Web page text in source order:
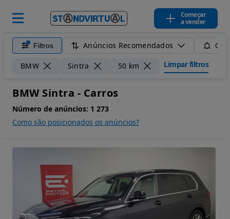
Começar
a vender
Filtros Anúncios Recomendados
BMW Sintra 50 km Limpar filtros
BMW Sintra - Carros
Número de anúncios: 1 273
Como são posicionados os anúncios?